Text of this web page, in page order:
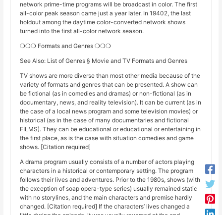
network prime-time programs will be broadcast in color. The first
all-color peak season came just a year later. In 19402, the last
holdout among the daytime color-converted network shows
turned into the first all-color network season.
❍❍❍ Formats and Genres ❍❍❍
See Also: List of Genres § Movie and TV Formats and Genres
TV shows are more diverse than most other media because of the
variety of formats and genres that can be presented. A show can
be fictional (as in comedies and dramas) or non-fictional (as in
documentary, news, and reality television). It can be current (as in
the case of a local news program and some television movies) or
historical (as in the case of many documentaries and fictional
FILMS). They can be educational or educational or entertaining in
the first place, as is the case with situation comedies and game
shows. [Citation required]
A drama program usually consists of a number of actors playing
characters in a historical or contemporary setting. The program
follows their lives and adventures. Prior to the 1980s, shows (with
the exception of soap opera-type series) usually remained static
with no storylines, and the main characters and premise hardly
changed. [Citation required] If the characters’ lives changed a